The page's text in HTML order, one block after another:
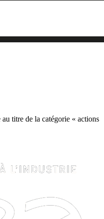
titre de la catégorie « actions